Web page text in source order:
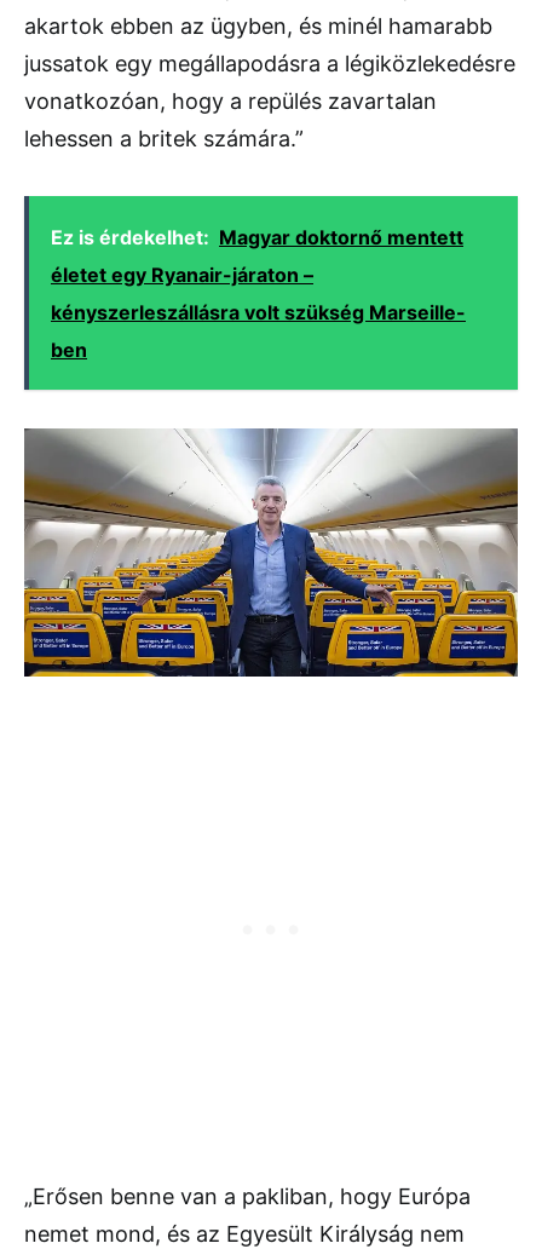
akartok ebben az ügyben, és minél hamarabb
jussatok egy megállapodásra a légiközlekedésre
vonatkozóan, hogy a repülés zavartalan
lehessen a britek számára.”
Ez is érdekelhet: Magyar doktornő mentett
életet egy Ryanair-járaton –
kényszerleszállásra volt szükség Marseille-
ben
„Erősen benne van a pakliban, hogy Európa
nemet mond, és az Egyesült Királyság nem